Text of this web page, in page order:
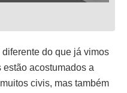
do que já vimos
acostumados a
civis, mas também